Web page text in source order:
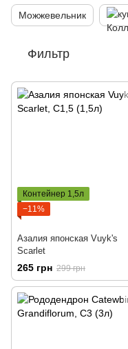
Можжевельник
Фильтр
Контейнер 1,5л
−11%
Азалия японская Vuyk's
Scarlet
265 грн 299 грн